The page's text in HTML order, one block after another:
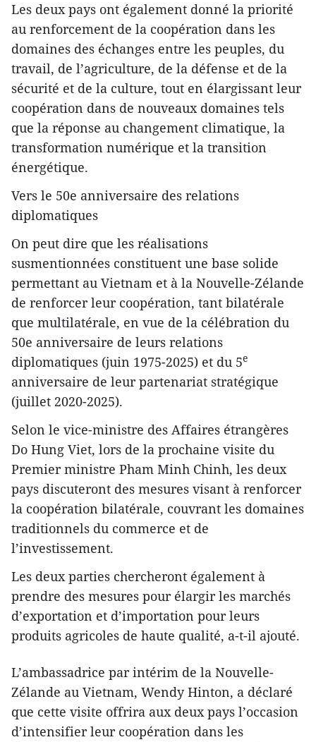
Les deux pays ont également donné la priorité
au renforcement de la coopération dans les
domaines des échanges entre les peuples, du
travail, de l’agriculture, de la défense et de la
sécurité et de la culture, tout en élargissant leur
coopération dans de nouveaux domaines tels
que la réponse au changement climatique, la
transformation numérique et la transition
énergétique.
Vers le 50e anniversaire des relations
diplomatiques
On peut dire que les réalisations
susmentionnées constituent une base solide
permettant au Vietnam et à la Nouvelle-Zélande
de renforcer leur coopération, tant bilatérale
que multilatérale, en vue de la célébration du
50e anniversaire de leurs relations
diplomatiques (juin 1975-2025) et du 5e
anniversaire de leur partenariat stratégique
(juillet 2020-2025).
Selon le vice-ministre des Affaires étrangères
Do Hung Viet, lors de la prochaine visite du
Premier ministre Pham Minh Chinh, les deux
pays discuteront des mesures visant à renforcer
la coopération bilatérale, couvrant les domaines
traditionnels du commerce et de
l’investissement.
Les deux parties chercheront également à
prendre des mesures pour élargir les marchés
d’exportation et d’importation pour leurs
produits agricoles de haute qualité, a-t-il ajouté.
L’ambassadrice par intérim de la Nouvelle-
Zélande au Vietnam, Wendy Hinton, a déclaré
que cette visite offrira aux deux pays l’occasion
d’intensifier leur coopération dans les